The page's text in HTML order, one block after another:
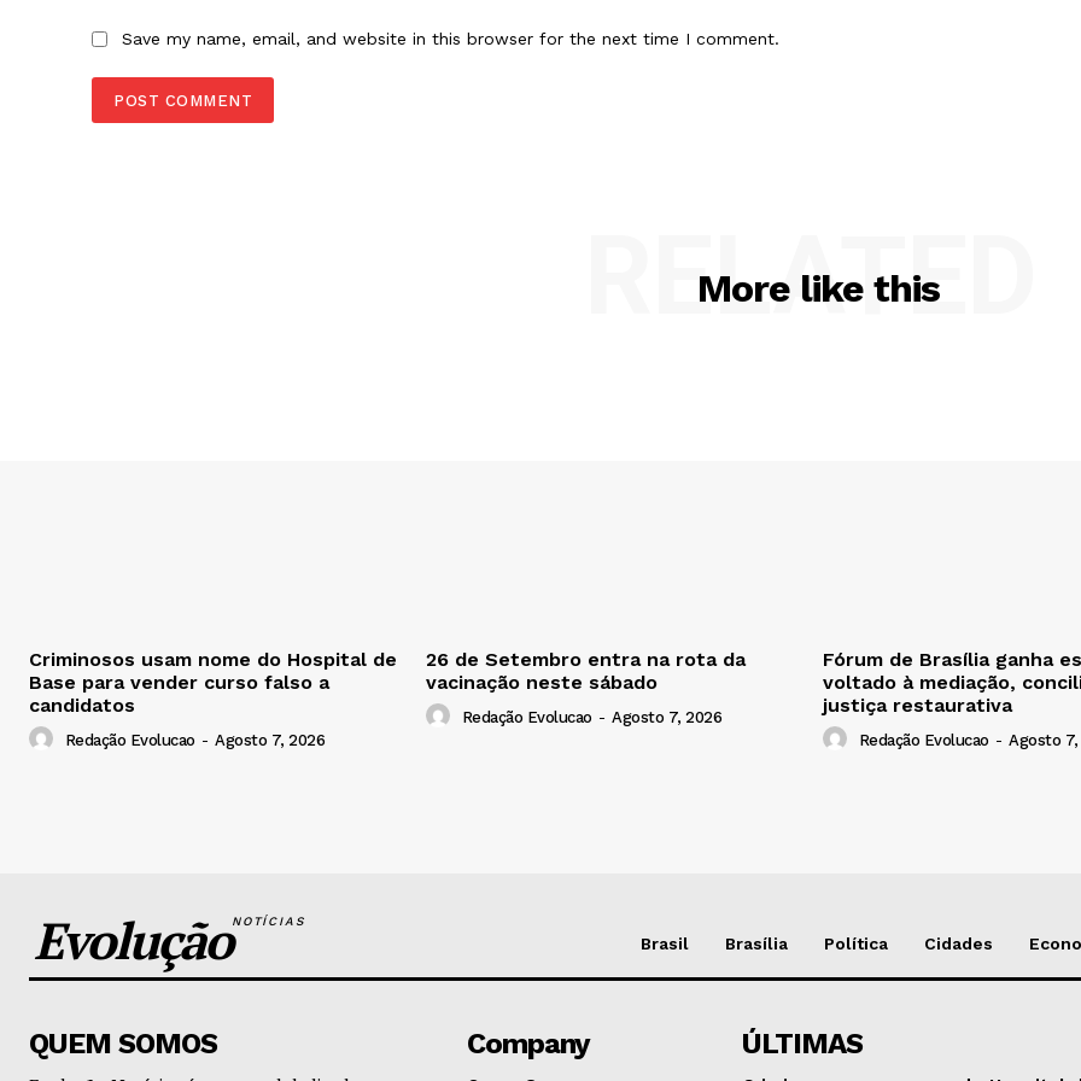
Save my name, email, and website in this browser for the next time I comment.
More like this
RELATED
Criminosos usam nome do Hospital de
Base para vender curso falso a
candidatos
Redação Evolucao - Agosto 7, 2026
26 de Setembro entra na rota da
vacinação neste sábado
Redação Evolucao - Agosto 7, 2026
Fórum de Brasília ganha
voltado à mediação,
justiça restaurativa
Redação Evolucao - Agosto
EvoluçãoNOTÍCIAS
Brasil Brasília Política Cidades
QUEM SOMOS Company ÚLTIMAS